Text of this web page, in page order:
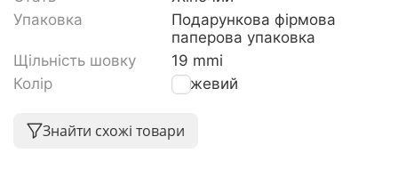
Упаковка
Подарункова фірмова
паперова упаковка
Щільність шовку
19 mmi
Колір
Рожевий
Знайти схожі товари